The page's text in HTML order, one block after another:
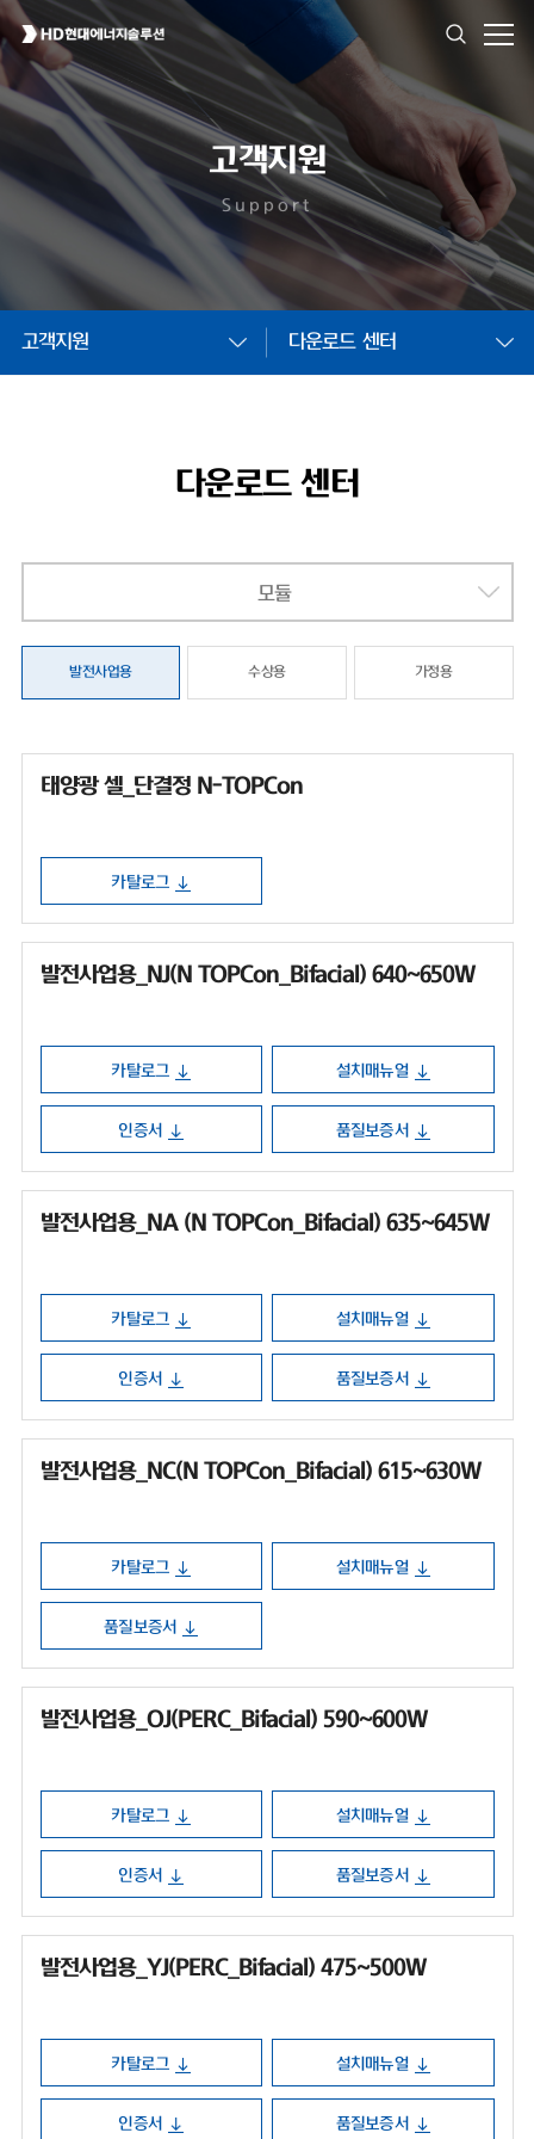
고객지원
Support
고객지원 다운로드 센터
다운로드 센터
모듈
발전사업용 수상용 가정용
태양광 셀_단결정 N-TOPCon
카탈로그
발전사업용_NJ(N TOPCon_Bifacial) 640~650W
카탈로그 설치매뉴얼
인증서 품질보증서
발전사업용_NA (N TOPCon_Bifacial) 635~645W
카탈로그 설치매뉴얼
인증서 품질보증서
발전사업용_NC(N TOPCon_Bifacial) 615~630W
카탈로그 설치매뉴얼
품질보증서
발전사업용_OJ(PERC_Bifacial) 590~600W
카탈로그 설치매뉴얼
인증서 품질보증서
발전사업용_YJ(PERC_Bifacial) 475~500W
카탈로그 설치매뉴얼
인증서 품질보증서